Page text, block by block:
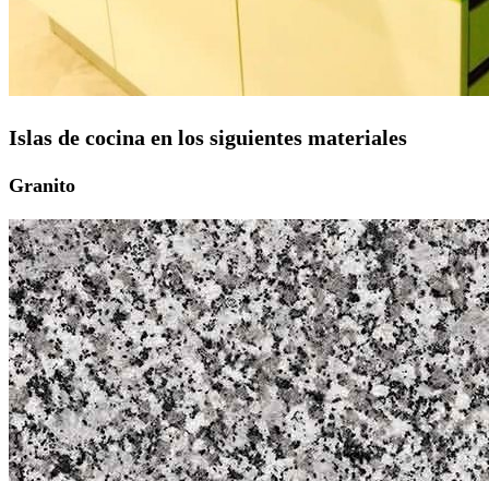
Islas de cocina en los siguientes materiales
Granito